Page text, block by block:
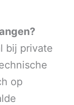
bij private
op